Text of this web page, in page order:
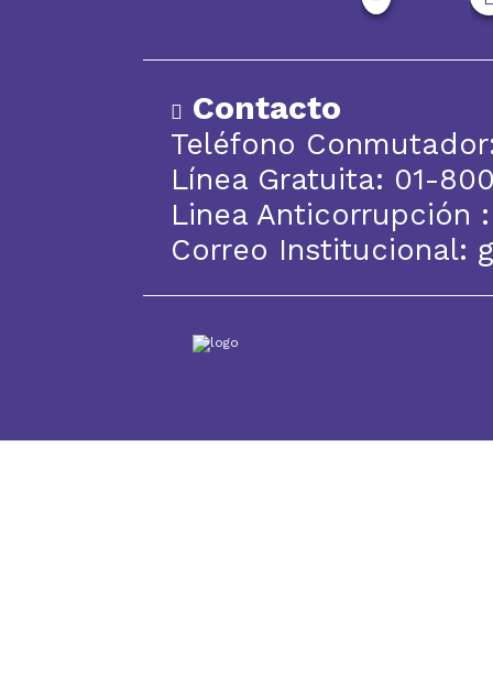
Contacto
Teléfono
Línea Gratuita: 01-
Linea Anticorrupción
Correo Institucional: